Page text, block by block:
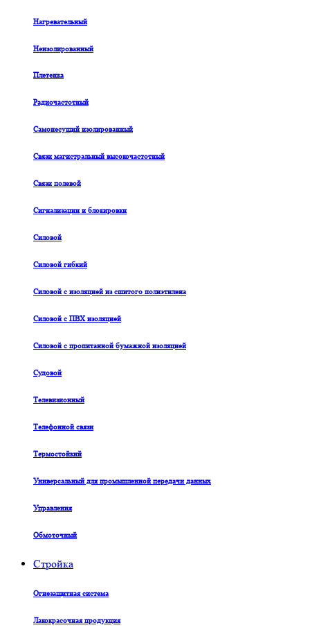
Нагревательный
Неизолированный
Плетенка
Радиочастотный
Самонесущий изолированный
Связи магистральный высокочастотный
Связи полевой
Сигнализации и блокировки
Силовой
Силовой гибкий
Силовой с изоляцией из сшитого полиэтилена
Силовой с ПВХ изоляцией
Силовой с пропитанной бумажной изоляцией
Судовой
Телевизионный
Телефонной связи
Термостойкий
Универсальный для промышленной передачи данных
Управления
Обмоточный
Стройка
Огнезащитная система
Лакокрасочная продукция